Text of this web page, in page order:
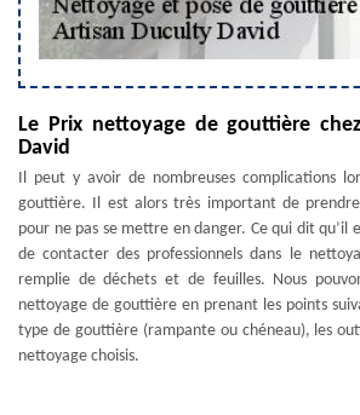
Le Prix nettoyage de gouttière
David
Il peut y avoir de nombreuses complications
gouttière. Il est alors très important de
pour ne pas se mettre en danger. Ce qui dit qu’il
de contacter des professionnels dans le
remplie de déchets et de feuilles. Nous
nettoyage de gouttière en prenant les points
type de gouttière (rampante ou chéneau), les
nettoyage choisis.